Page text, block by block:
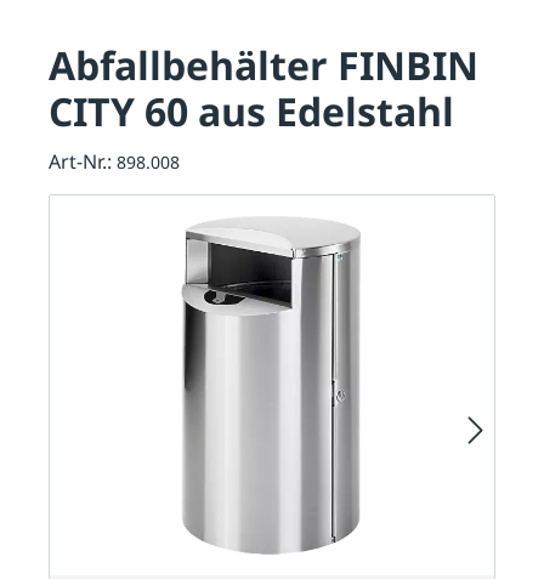
Abfallbehälter FINBIN
CITY 60 aus Edelstahl
Art-Nr.: 898.008